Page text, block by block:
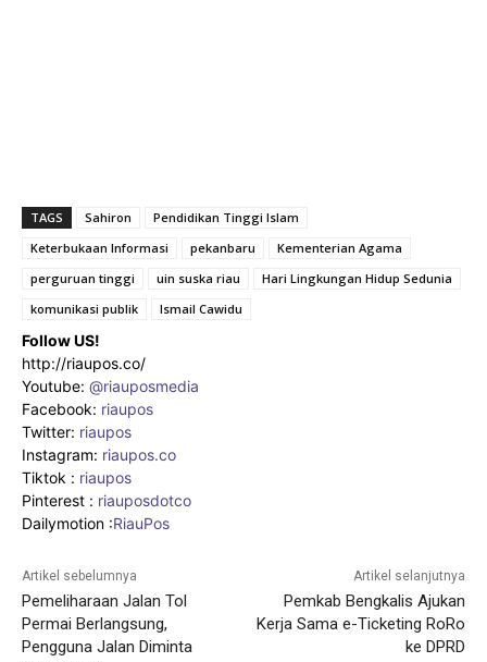
TAGS Sahiron
Pendidikan Tinggi Islam
Keterbukaan Informasi
pekanbaru
Kementerian Agama
perguruan tinggi
uin suska riau
Hari Lingkungan Hidup Sedunia
komunikasi publik
Ismail Cawidu
Follow US!
http://riaupos.co/
Youtube: @riauposmedia
Facebook: riaupos
Twitter: riaupos
Instagram: riaupos.co
Tiktok : riaupos
Pinterest : riauposdotco
Dailymotion :RiauPos
Artikel sebelumnya
Pemeliharaan Jalan Tol
Permai Berlangsung,
Pengguna Jalan Diminta
Artikel selanjutnya
Pemkab Bengkalis Ajukan
Kerja Sama e-Ticketing RoRo
ke DPRD